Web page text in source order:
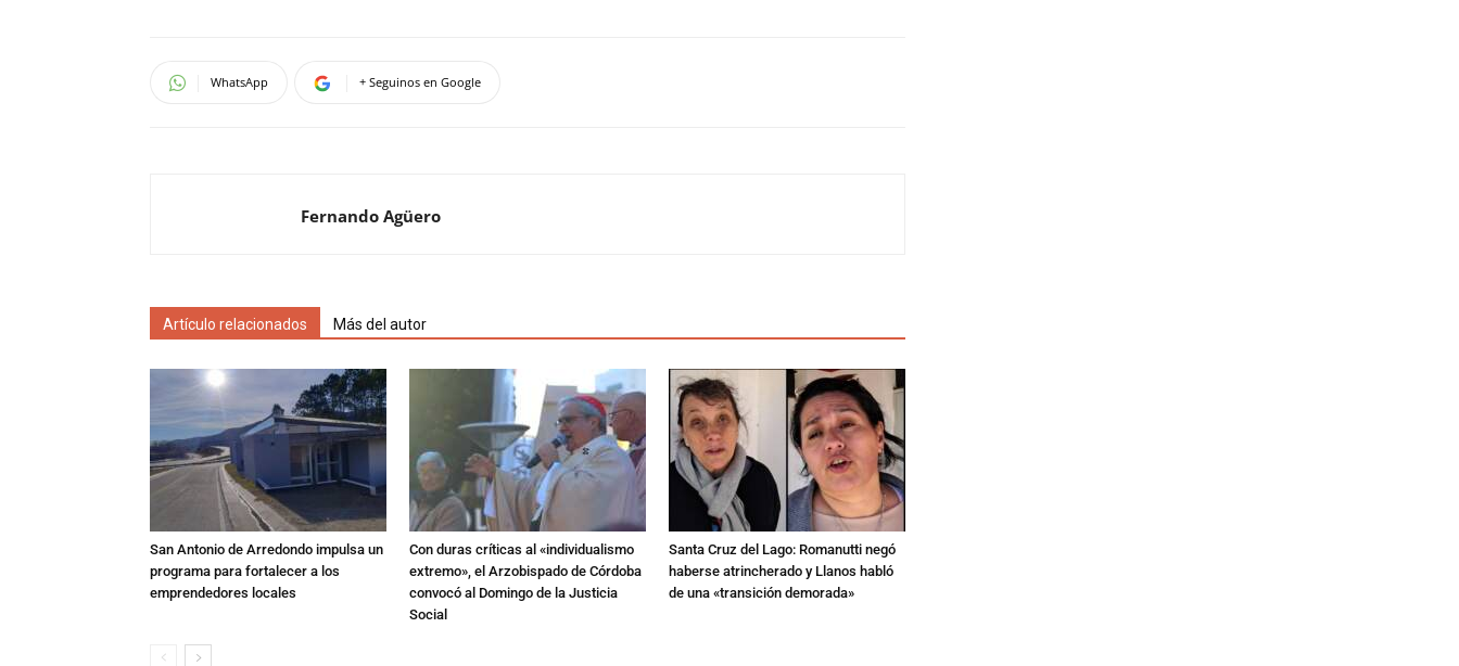
WhatsApp + Seguinos en Google
Fernando Agüero
Artículo relacionados Más del autor
San Antonio de Arredondo impulsa un
programa para fortalecer a los
emprendedores locales
Con duras críticas al «individualismo
extremo», el Arzobispado de Córdoba
convocó al Domingo de la Justicia
Social
Santa Cruz del Lago: Romanutti negó
haberse atrincherado y Llanos habló
de una «transición demorada»